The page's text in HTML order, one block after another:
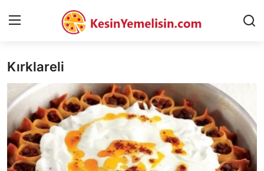
AnaSayfa
Gizlilik Sözleşmesi
Rüya Tabirleri
Diyet & Sağlıklı Beslenme
Kırklareli